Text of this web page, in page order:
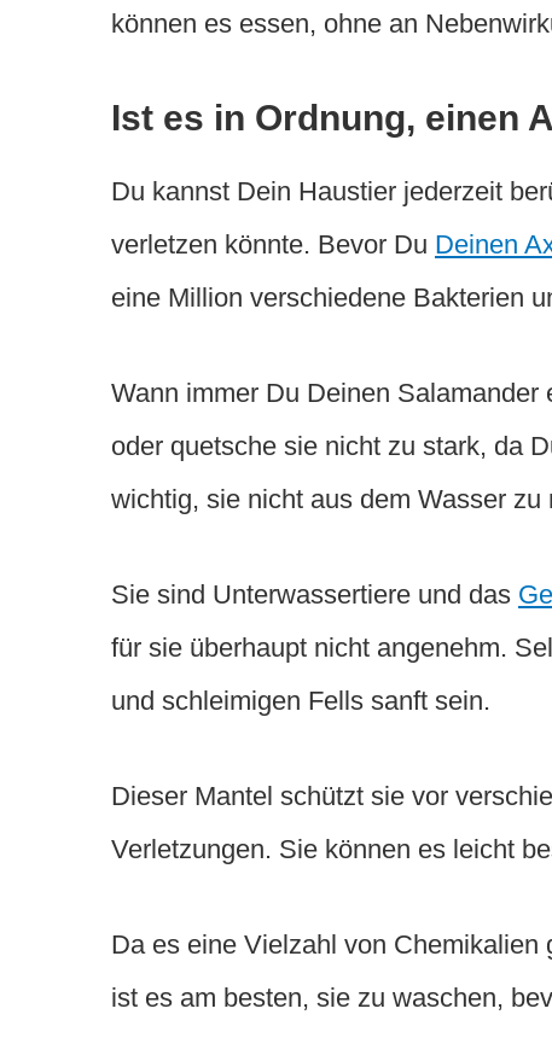
können es essen, ohne an
Ist es in Ordnung, einen
Du kannst Dein Haustier jederzeit
verletzen könnte. Bevor Du Deinen
eine Million verschiedene Bakterien
Wann immer Du Deinen
oder quetsche sie nicht zu stark, da
wichtig, sie nicht aus dem Wasser zu
Sie sind Unterwassertiere und das
für sie überhaupt nicht angenehm.
und schleimigen Fells sanft sein.
Dieser Mantel schützt sie vor
Verletzungen. Sie können es leicht
Da es eine Vielzahl von
ist es am besten, sie zu waschen,